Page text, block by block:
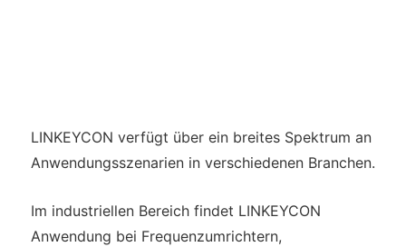
LINKEYCON verfügt über ein breites Spektrum an
Anwendungsszenarien in verschiedenen Branchen.
Im industriellen Bereich findet LINKEYCON
Anwendung bei Frequenzumrichtern,